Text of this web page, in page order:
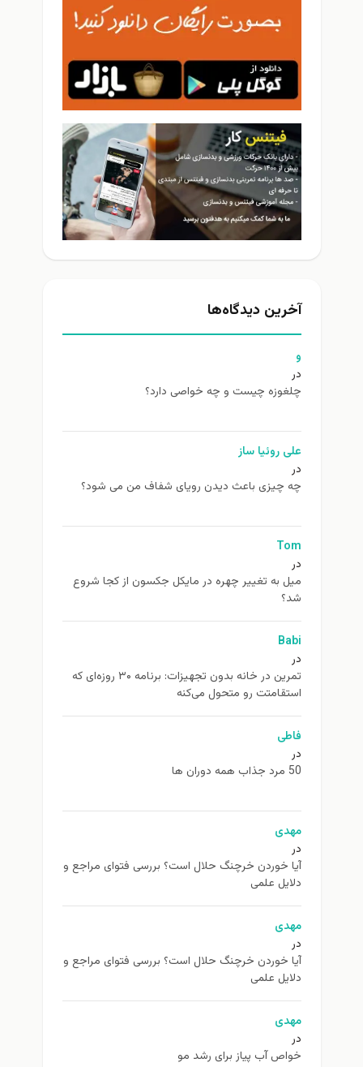
آخرین دیدگاه‌ها
و
در
چلغوزه چیست و چه خواصی دارد؟
علی روئیا ساز
در
چه چیزی باعث دیدن رویای شفاف من می شود؟
Tom
در
ميل به تغيير چهره در مایکل جکسون از كجا شروع
شد؟
Babi
در
تمرین در خانه بدون تجهیزات: برنامه ۳۰ روزه‌ای که
استقامتت رو متحول می‌کنه
فاطی
در
50 مرد جذاب همه دوران ها
مهدی
در
آیا خوردن خرچنگ حلال است؟ بررسی فتوای مراجع و
دلایل علمی
مهدی
در
آیا خوردن خرچنگ حلال است؟ بررسی فتوای مراجع و
دلایل علمی
مهدی
در
خواص آب پیاز برای رشد مو